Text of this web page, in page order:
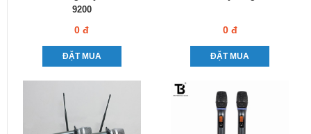
9200
0 đ
ĐẶT MUA
0 đ
ĐẶT MUA